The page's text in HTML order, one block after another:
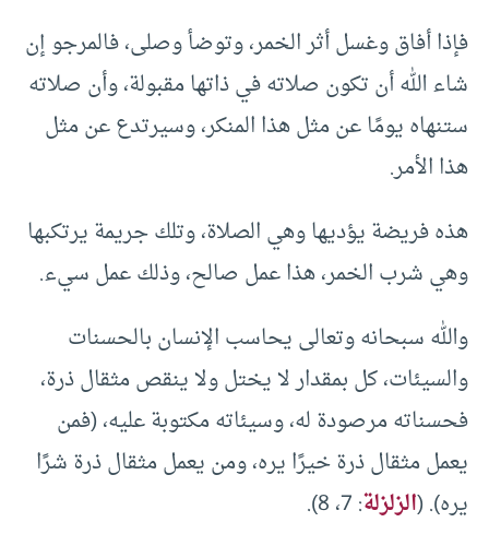
فإذا أفاق وغسل أثر الخمر، وتوضأ وصلى، فالمرجو إن
شاء الله أن تكون صلاته في ذاتها مقبولة، وأن صلاته
ستنهاه يومًا عن مثل هذا المنكر، وسيرتدع عن مثل
هذا الأمر.
هذه فريضة يؤديها وهي الصلاة، وتلك جريمة يرتكبها
وهي شرب الخمر، هذا عمل صالح، وذلك عمل سيء.
والله سبحانه وتعالى يحاسب الإنسان بالحسنات
والسيئات، كل بمقدار لا يختل ولا ينقص مثقال ذرة،
فحسناته مرصودة له، وسيئاته مكتوبة عليه، (فمن
يعمل مثقال ذرة خيرًا يره، ومن يعمل مثقال ذرة شرًا
يره). (الزلزلة: 7، 8).